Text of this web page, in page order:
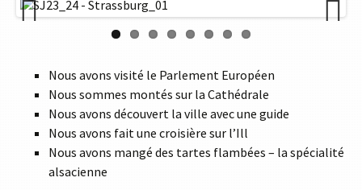
Nous avons visité le Parlement Européen
Nous sommes montés sur la Cathédrale
Nous avons découvert la ville avec une guide
Nous avons fait une croisière sur l’Ill
Nous avons mangé des tartes flambées – la spécialité
alsacienne